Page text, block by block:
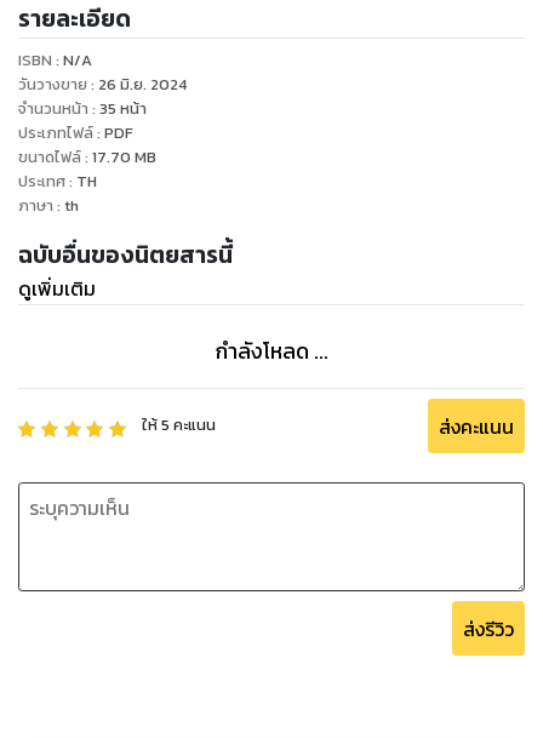
รายละเอียด
ISBN : N/A
วันวางขาย : 26 มิ.ย. 2024
จำนวนหน้า : 35 หน้า
ประเภทไฟล์: PDF
ขนาดไฟล์: 17.70 MB
ประเทศ: TH
ภาษา : th
ฉบับอื่นของนิตยสารนี้
ดูเพิ่มเติม
กำลังโหลด ...
ให้5 คะแนน ส่งคะแนน
ส่งรีวิว